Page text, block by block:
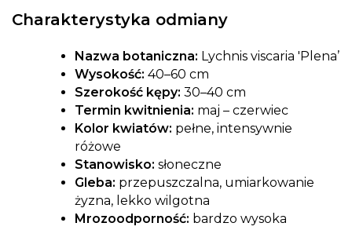
Charakterystyka odmiany
Nazwa botaniczna: Lychnis viscaria 'Plena’
Wysokość: 40–60 cm
Szerokość kępy: 30–40 cm
Termin kwitnienia: maj – czerwiec
Kolor kwiatów: pełne, intensywnie
różowe
Stanowisko: słoneczne
Gleba: przepuszczalna, umiarkowanie
żyzna, lekko wilgotna
Mrozoodporność: bardzo wysoka